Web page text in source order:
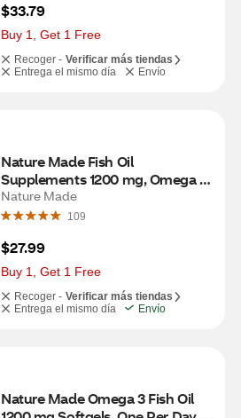
$33.79
Buy 1, Get 1 Free
Recoger - Verificar más tiendas
Entrega el mismo día
Envío
Nature Made Fish Oil
Supplements 1200 mg, Omega 3
Supplements for Healthy Heart
Support Softgels, 150 CT
Nature Made
109
$27.99
Buy 1, Get 1 Free
Recoger - Verificar más tiendas
Entrega el mismo día
Envío
Nature Made Omega 3 Fish Oil